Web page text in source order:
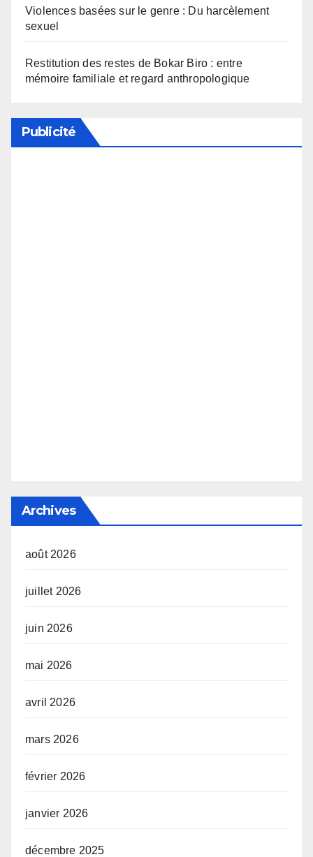
Violences basées sur le genre : Du harcèlement
sexuel
Restitution des restes de Bokar Biro : entre
mémoire familiale et regard anthropologique
Publicité
Archives
août 2026
juillet 2026
juin 2026
mai 2026
avril 2026
mars 2026
février 2026
janvier 2026
décembre 2025